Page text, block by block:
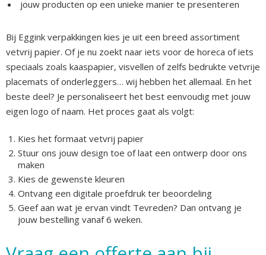
jouw producten op een unieke manier te presenteren
Bij Eggink verpakkingen kies je uit een breed assortiment
vetvrij papier. Of je nu zoekt naar iets voor de horeca of iets
speciaals zoals kaaspapier, visvellen of zelfs bedrukte vetvrije
placemats of onderleggers… wij hebben het allemaal. En het
beste deel? Je personaliseert het best eenvoudig met jouw
eigen logo of naam. Het proces gaat als volgt:
Kies het formaat vetvrij papier
Stuur ons jouw design toe of laat een ontwerp door ons
maken
Kies de gewenste kleuren
Ontvang een digitale proefdruk ter beoordeling
Geef aan wat je ervan vindt Tevreden? Dan ontvang je
jouw bestelling vanaf 6 weken.